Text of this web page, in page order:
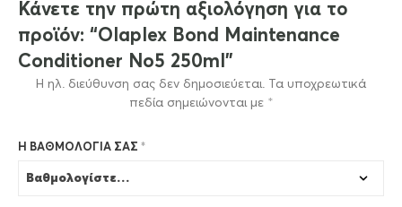
Κάνετε την πρώτη αξιολόγηση για το
προϊόν: “Olaplex Bond Maintenance
Conditioner No5 250ml”
Η ηλ. διεύθυνση σας δεν δημοσιεύεται.
Τα υποχρεωτικά
πεδία σημειώνονται με *
Η ΒΑΘΜΟΛΟΓΊΑ ΣΑΣ *